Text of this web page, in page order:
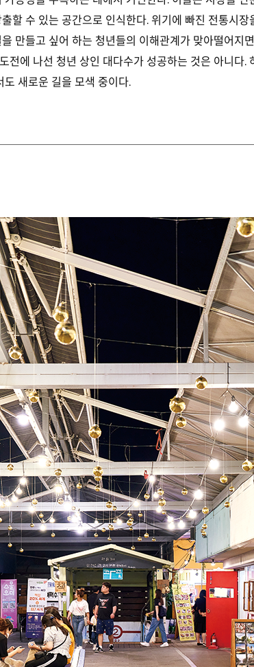
할 수 있는 공간으로 인식한다. 위기에 빠진 전통시
만들고 싶어 하는 청년들의 이해관계가 맞아떨어지
전에 나선 청년 상인 대다수가 성공하는 것은 아니다.
새로운 길을 모색 중이다.